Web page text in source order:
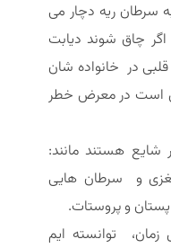
سرطان ریه دچار می
چاق شوند دیابت
قلبی در خانواده شان
است در معرض خطر
شایع هستند مانند:
و سرطان هایی
و پروستات.
زمان، توانسته ایم